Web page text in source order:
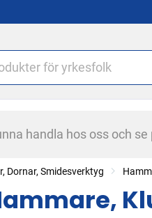
handla hos oss och
Dornar, Smidesverktyg